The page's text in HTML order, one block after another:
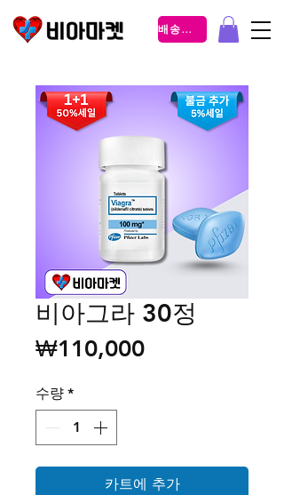
배송조회
비아그라 30정
₩110,000가격
수량 *
카트에 추가